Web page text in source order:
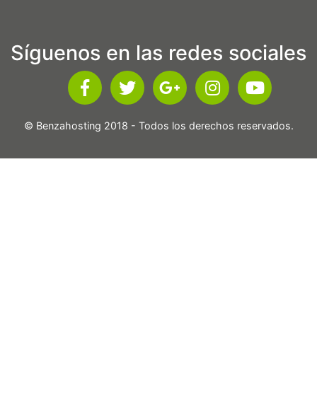
Síguenos en las redes sociales
© Benzahosting 2018 - Todos los derechos reservados.